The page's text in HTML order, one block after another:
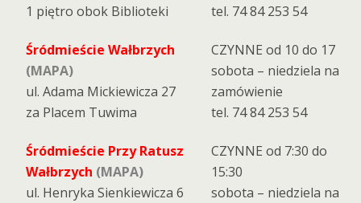
1 piętro obok Biblioteki
tel. 74 84 253 54
Śródmieście Wałbrzych
(MAPA)
ul. Adama Mickiewicza 27
za Placem Tuwima
CZYNNE od 10 do 17
sobota – niedziela na
zamówienie
tel. 74 84 253 54
Śródmieście Przy Ratusz
Wałbrzych (MAPA)
ul. Henryka Sienkiewicza 6
CZYNNE od 7:30 do
15:30
sobota – niedziela na